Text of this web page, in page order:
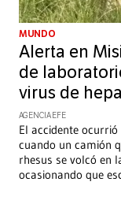
MUNDO
Alerta en
de
virus de
AGENCIA EFE
El accidente
cuando un camión
rhesus se volcó en
ocasionando que